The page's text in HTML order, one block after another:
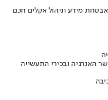
מידע וניהול אקלים חכם
האנרגיה ובכירי התעשייה